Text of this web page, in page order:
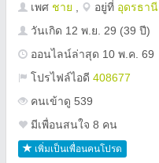
เพศ ชาย อยู่ที่ อุดรธานี
วันเกิด 12 พ.ย. 29 (39 ปี)
ออนไลน์ล่าสุด 10 พ.ค. 69
โปรไฟล์ไอดี 408677
คนเข้าดู 539
มีเพื่อนสนใจ 8 คน
เพิ่มเป็นเพื่อนคนโปรด